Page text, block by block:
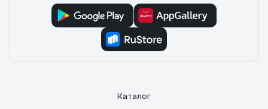
Каталог